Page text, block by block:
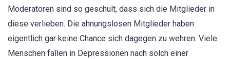
Moderatoren sind so geschult, dass sich die Mitglieder in
diese verlieben. Die ahnungslosen Mitglieder haben
eigentlich gar keine Chance sich dagegen zu wehren. Viele
Menschen fallen in Depressionen nach solch einer